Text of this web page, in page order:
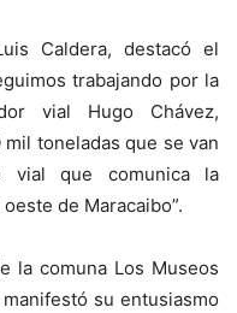
Caldera, destacó el
trabajando por la
vial Hugo Chávez,
toneladas que se van
que comunica la
de Maracaibo”.
la comuna Los Museos
su entusiasmo